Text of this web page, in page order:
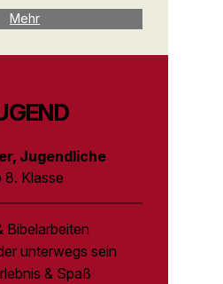
Mehr
Jugendliche
8. Klasse
Bibelarbeiten
unterwegs sein
& Spaß